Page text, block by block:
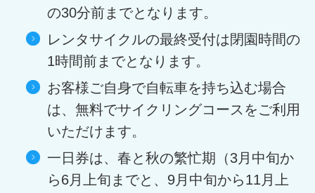
の30分前までとなります。
レンタサイクルの最終受付は閉園時間の
1時間前までとなります。
お客様ご自身で自転車を持ち込む場合
は、無料でサイクリングコースをご利用
いただけます。
一日券は、春と秋の繁忙期（3月中旬か
ら6月上旬までと、9月中旬から11月上